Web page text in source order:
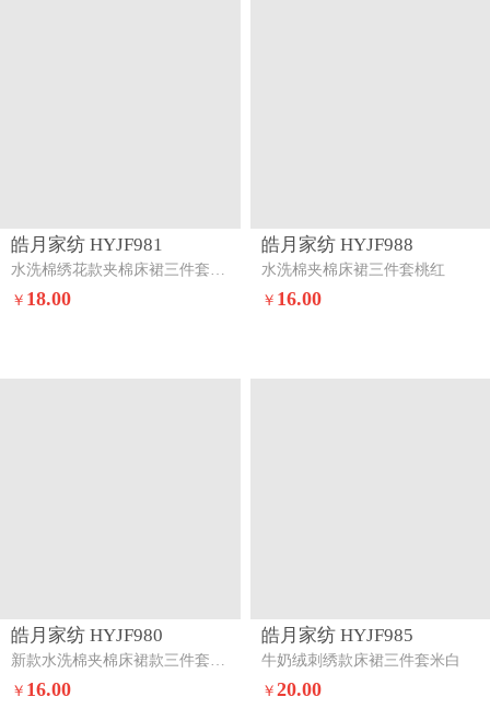
皓月家纺 HYJF981
￥ 18.00
皓月家纺 HYJF988
水洗棉夹棉床裙三件套桃红
￥ 16.00
皓月家纺 HYJF980
￥ 16.00
皓月家纺 HYJF985
牛奶绒刺绣款床裙三件套米白
￥ 20.00